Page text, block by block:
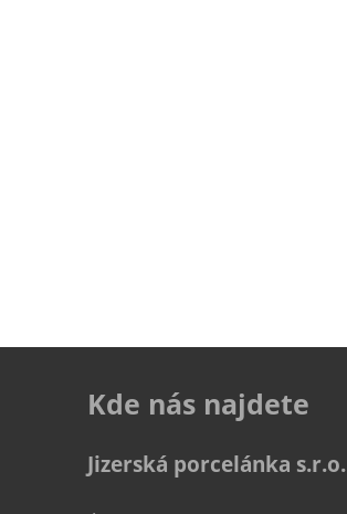
Kde nás najdete
Jizerská porcelánka s.r.o.